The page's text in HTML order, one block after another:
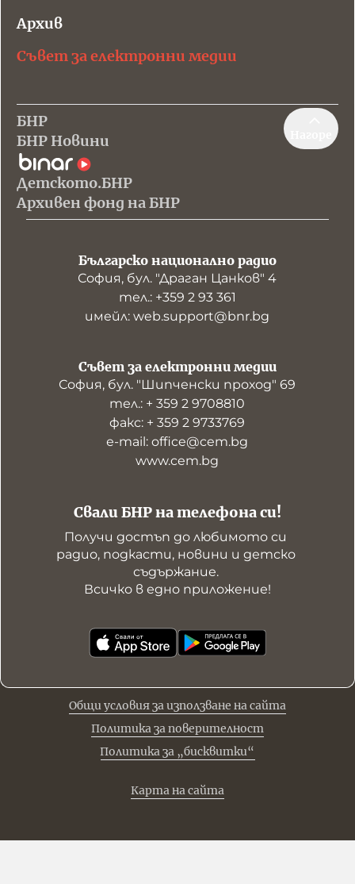
Архив
Съвет за електронни медии
БНР
БНР Новини
Детското.БНР
Архивен фонд на БНР
Българско национално радио
София, бул. "Драган Цанков" 4
тел.: +359 2 93 361
имейл: web.support@bnr.bg
Свали БНР на телефона си!
Получи достъп до любимото си
радио, подкасти, новини и детско
съдържание.
Всичко в едно приложение!
Съвет за електронни медии
София, бул. "Шипченски проход" 69
тел.: + 359 2 9708810
факс: + 359 2 9733769
е-mail: office@cem.bg
www.cem.bg
Общи условия за използване на сайта
Политика за поверителност
Политика за „бисквитки“
Карта на сайта